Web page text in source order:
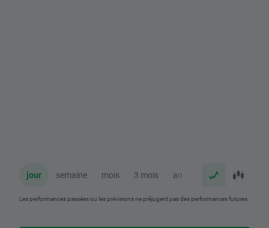
jour semaine mois 3 mois an
Les performances passées ou les prévisions ne préjugent pas des performances futures.